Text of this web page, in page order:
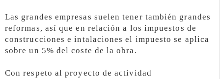
Las grandes empresas suelen tener también grandes
reformas, así que en relación a los impuestos de
construcciones e intalaciones el impuesto se aplica
sobre un 5% del coste de la obra.
Con respeto al proyecto de actividad